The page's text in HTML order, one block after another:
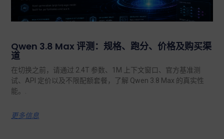
Qwen 3.8 Max 评测：规格、跑分、价格及购买渠
道
在切换之前，请通过 2.4T 参数、1M 上下文窗口、官方基准测
试、API 定价以及不限配额套餐，了解 Qwen 3.8 Max 的真实性
能。.
更多信息